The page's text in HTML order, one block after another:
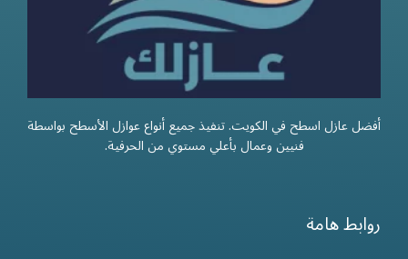
أفضل عازل اسطح في الكويت. تنفيذ جميع أنواع عوازل الأسطح بواسطة
فنيين وعمال بأعلي مستوي من الحرفية.
روابط هامة